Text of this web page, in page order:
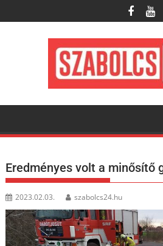
to
Eredményes volt a minősítő
2023.02.03. szabolcs24.hu